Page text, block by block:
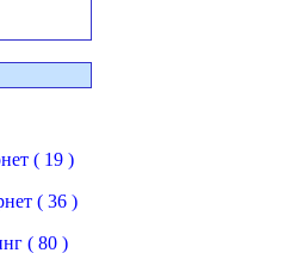
( 19 )
( 36 )
( 80 )